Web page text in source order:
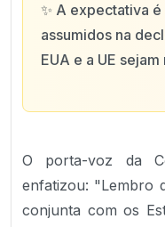
✨ A expectativa
assumidos na
EUA e a UE
O porta-voz da
enfatizou: "Lembro
conjunta com os